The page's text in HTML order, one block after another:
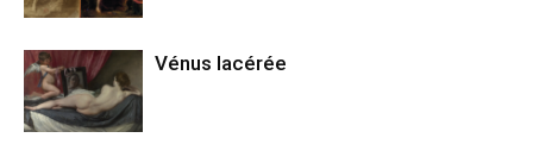
Vénus lacérée